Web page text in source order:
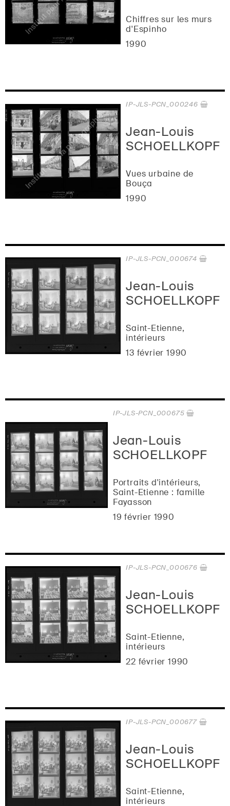
Chiffres sur les murs
d'Espinho
1990
Jean-Louis
SCHOELLKOPF
Vues urbaine de
Bouça
1990
IP-JLS-PCN_000246
Jean-Louis
SCHOELLKOPF
Saint-Etienne,
intérieurs
13 février 1990
IP-JLS-PCN_000674
Jean-Louis
SCHOELLKOPF
Portraits d'intérieurs,
Saint-Etienne : famille
Fayasson
19 février 1990
IP-JLS-PCN_000675
Jean-Louis
SCHOELLKOPF
Saint-Etienne,
intérieurs
22 février 1990
IP-JLS-PCN_000676
Jean-Louis
SCHOELLKOPF
Saint-Etienne,
intérieurs
IP-JLS-PCN_000677